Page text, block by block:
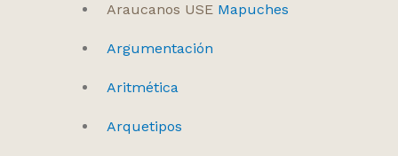
Araucanos USEMapuches
Argumentación
Aritmética
Arquetipos